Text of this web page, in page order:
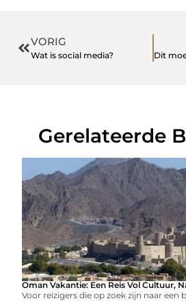
VORIG
Wat is social media?
Gerelateerde
Oman Vakantie: Een Reis Vol Cultuur,
Voor reizigers die op zoek zijn naar